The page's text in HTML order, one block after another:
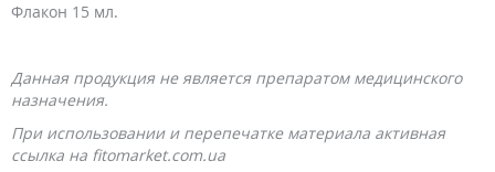
Флакон 15 мл.
Данная продукция не является препаратом медицинского
назначения.
При использовании и перепечатке материала активная
ссылка на fitomarket.com.ua